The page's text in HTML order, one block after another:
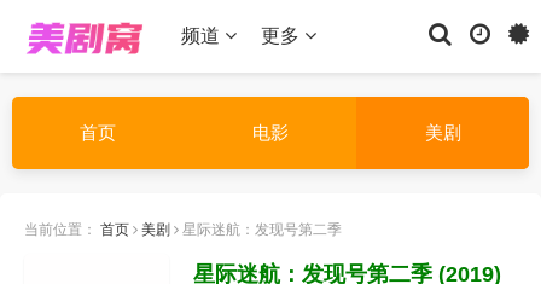
频道 更多
首页 电影 美剧
当前位置： 首页 美剧 星际迷航：发现号第二季
星际迷航：发现号第二季 (2019)